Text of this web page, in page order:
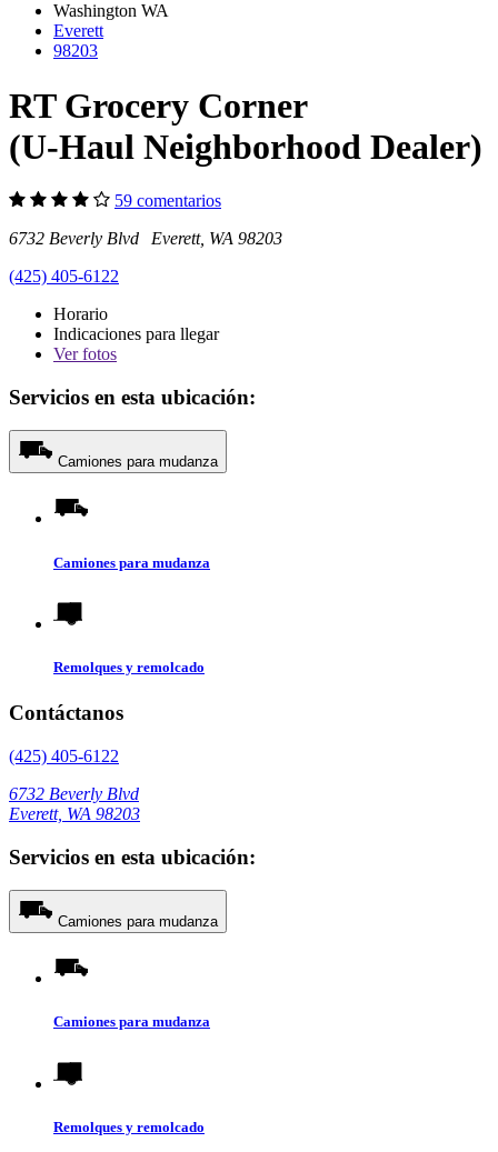
Washington WA
Everett
98203
RT Grocery Corner
(U-Haul Neighborhood Dealer)
59 comentarios
6732 Beverly Blvd Everett, WA 98203
(425) 405-6122
Horario
Indicaciones para llegar
Verfotos
Servicios en esta ubicación:
Camiones para mudanza
Camiones para mudanza
Remolques y remolcado
Contáctanos
(425) 405-6122
6732 Beverly Blvd
Everett, WA 98203
Servicios en esta ubicación:
Camiones para mudanza
Camiones para mudanza
Remolques y remolcado